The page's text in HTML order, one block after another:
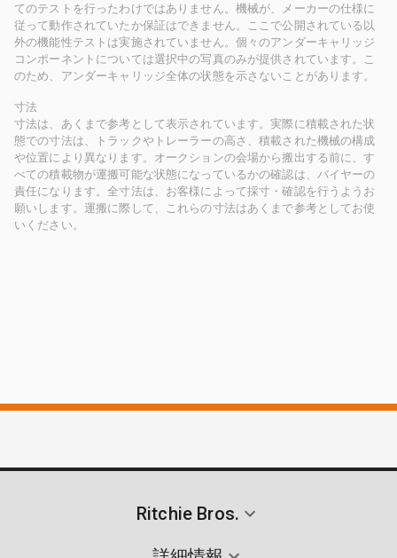
てのテストを行ったわけではありません。機械が、メーカーの仕様に
従って動作されていたか保証はできません。ここで公開されている以
外の機能性テストは実施されていません。個々のアンダーキャリッジ
コンポーネントについては選択中の写真のみが提供されています。こ
のため、アンダーキャリッジ全体の状態を示さないことがあります。
寸法
寸法は、あくまで参考として表示されています。実際に積載された状
態での寸法は、トラックやトレーラーの高さ、積載された機械の構成
や位置により異なります。オークションの会場から搬出する前に、す
べての積載物が運搬可能な状態になっているかの確認は、バイヤーの
責任になります。全寸法は、お客様によって採寸・確認を行うようお
願いします。運搬に際して、これらの寸法はあくまで参考としてお使
いください。
Ritchie Bros.